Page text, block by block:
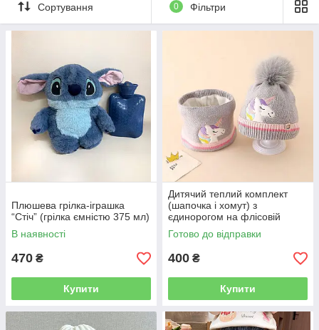
Сортування 0 Фільтри
Плюшева грілка-іграшка
“Стіч” (грілка ємністю 375 мл)
В наявності
470 ₴
Купити
Дитячий теплий комплект
(шапочка і хомут) з
єдинорогом на флісовій
підкладці. Сірий
Готово до відправки
400 ₴
Купити